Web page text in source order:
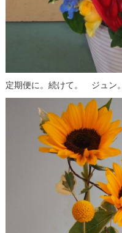
定期便に。続けて。 ジュン。